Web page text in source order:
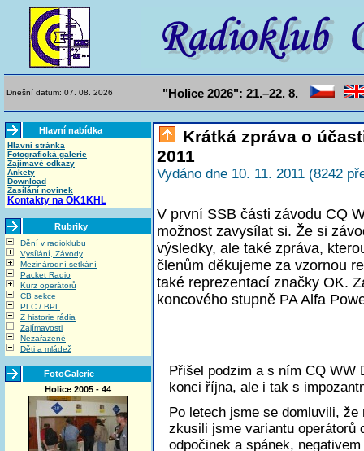
Dnešní datum: 07. 08. 2026 "Holice 2026": 21.–22. 8.
Hlavní nabídka
Hlavní stránka
Fotografická galerie
Zajímavé odkazy
Ankety
Download
Zasílání novinek
Kontakty na OK1KHL
Rubriky
Dění v radioklubu
Vysílání, Závody
Mezinárodní setkání
Packet Radio
Kurz operátorů
CB sekce
PLC / BPL
Z historie rádia
Zajímavosti
Nezařazené
Děti a mládež
FotoGalerie
Holice 2005 - 44
Krátká zpráva o
2011
Vydáno dne 10. 11. 2011 (8242
V první SSB části závodu CQ
možnost zavysílat si. Že si
výsledky, ale také zpráva,
členům děkujeme za vzornou
také reprezentací značky OK.
koncového stupně PA Alfa
Přišel podzim a s ním CQ WW
konci října, ale i tak s
Po letech jsme se domluvili, že
zkusili jsme variantu operátorů
odpočinek a spánek,